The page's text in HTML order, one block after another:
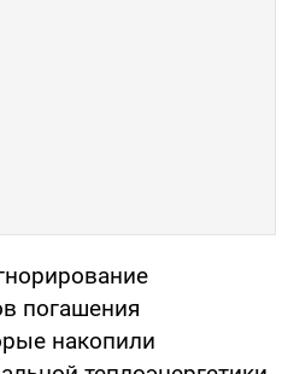
погашения
накопили